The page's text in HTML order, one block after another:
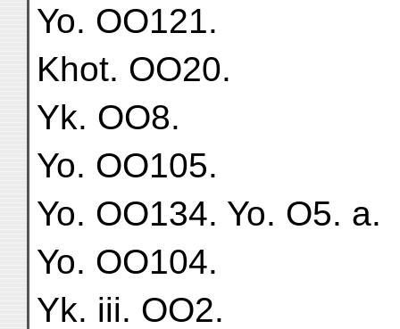
Yo. OO121.
Khot. OO20.
Yk. OO8.
Yo. OO105.
Yo. OO134. Yo. O5. a.
Yo. OO104.
Yk. iii. OO2.